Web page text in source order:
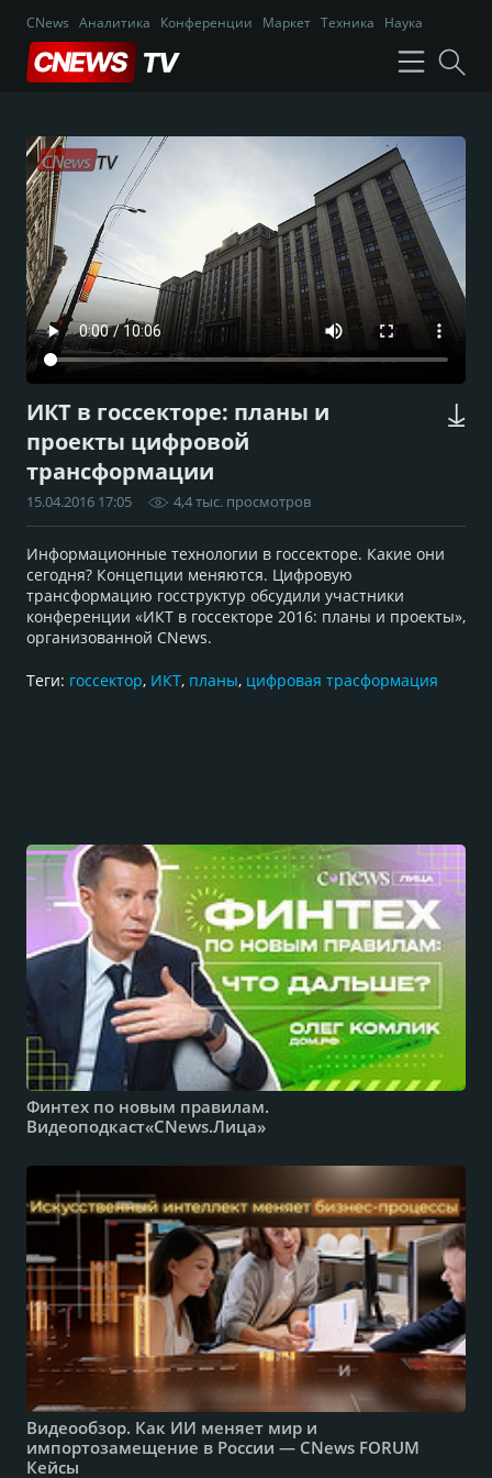
CNews Аналитика Конференции Маркет Техника Наука
ИКТ в госсекторе: планы и
проекты цифровой
трансформации
15.04.2016 17:05 4,4 тыс. просмотров
Информационные технологии в госсекторе. Какие они
сегодня? Концепции меняются. Цифровую
трансформацию госструктур обсудили участники
конференции «ИКТ в госсекторе 2016: планы и проекты»,
организованной CNews.
Теги: госсектор, ИКТ, планы, цифровая трасформация
Финтех по новым правилам.
Видеоподкаст«CNews.Лица»
Видеообзор. Как ИИ меняет мир и
импортозамещение в России — CNews FORUM
Кейсы